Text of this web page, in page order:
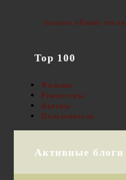
полное облако тегов
Top 100
Фильмы
Режиссеры
Актеры
Пользователи
Активные блоги